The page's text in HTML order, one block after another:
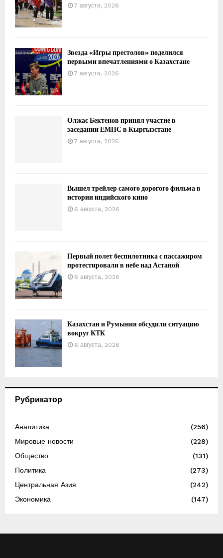
7 августа, 2026
Звезда «Игры престолов» поделился
первыми впечатлениями о Казахстане
7 августа, 2026
Олжас Бектенов принял участие в
заседании ЕМПС в Кыргызстане
7 августа, 2026
Вышел трейлер самого дорогого фильма в
истории индийского кино
6 августа, 2026
Первый полет беспилотника с пассажиром
протестировали в небе над Астаной
6 августа, 2026
Казахстан и Румыния обсудили ситуацию
вокруг КТК
6 августа, 2026
Рубрикатор
Аналитика
(256)
Мировые новости
(228)
Общество
(131)
Политика
(273)
Центральная Азия
(242)
Экономика
(147)